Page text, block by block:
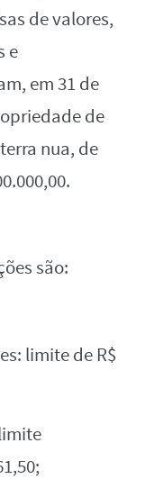
de valores,
e
em 31 de
de
nua, de
são:
limite de R$